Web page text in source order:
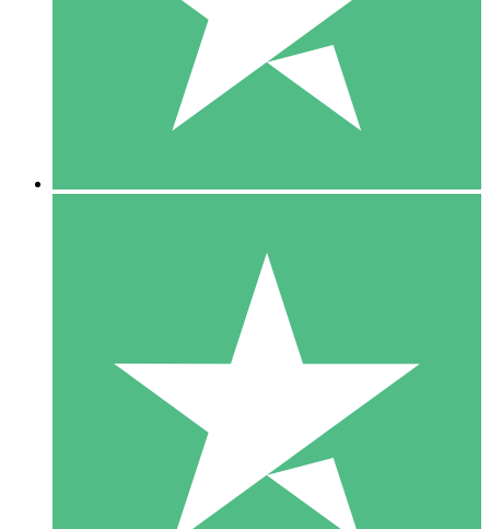
1 Nedladdningar
10 00
10 Nedladdningar
20 00